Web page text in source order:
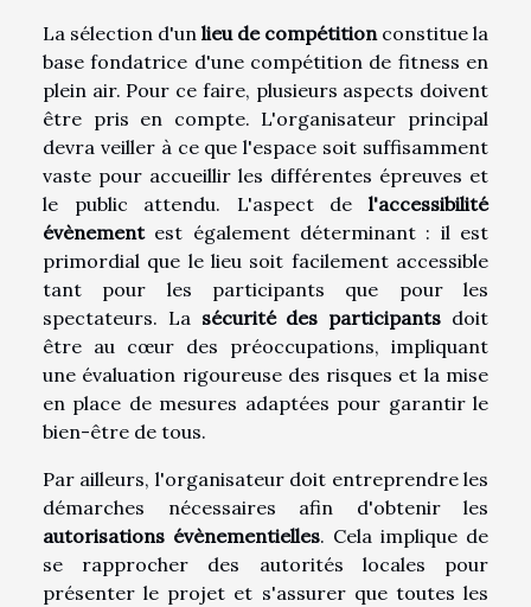
La sélection d'un lieu de compétition constitue la
base fondatrice d'une compétition de fitness en
plein air. Pour ce faire, plusieurs aspects doivent
être pris en compte. L'organisateur principal
devra veiller à ce que l'espace soit suffisamment
vaste pour accueillir les différentes épreuves et
le public attendu. L'aspect de l'accessibilité
évènementest également déterminant : il est
primordial que le lieu soit facilement accessible
tant pour les participants que pour les
spectateurs. La sécurité des participants doit
être au cœur des préoccupations, impliquant
une évaluation rigoureuse des risques et la mise
en place de mesures adaptées pour garantir le
bien-être de tous.
Par ailleurs, l'organisateur doit entreprendre les
démarches nécessaires afin d'obtenir les
autorisations évènementielles. Cela implique de
se rapprocher des autorités locales pour
présenter le projet et s'assurer que toutes les